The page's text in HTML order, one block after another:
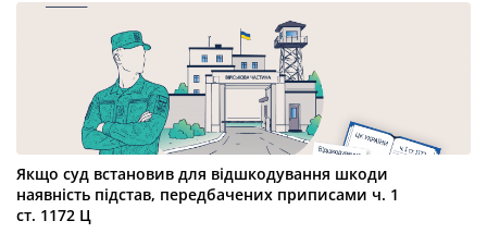
Якщо суд встановив для відшкодування шкоди
наявність підстав, передбачених приписами ч. 1
ст. 1172 Ц